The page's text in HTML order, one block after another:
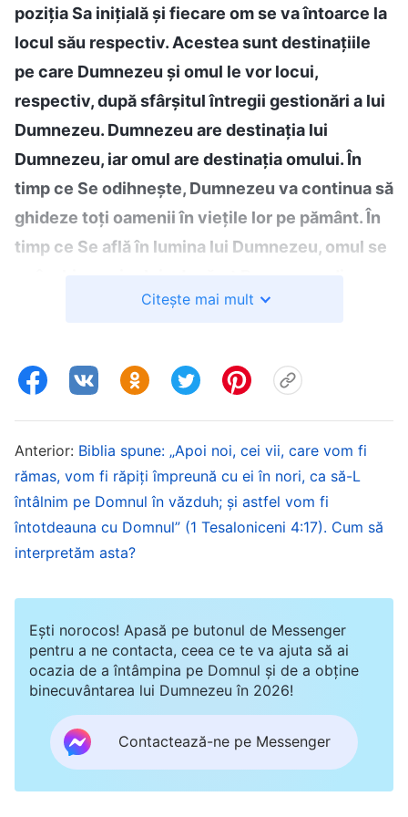
poziția Sa iniţială și fiecare om se va întoarce la
locul său respectiv. Acestea sunt destinațiile
pe care Dumnezeu și omul le vor locui,
respectiv, după sfârșitul întregii gestionări a lui
Dumnezeu. Dumnezeu are destinația lui
Dumnezeu, iar omul are destinația omului. În
timp ce Se odihnește, Dumnezeu va continua să
ghideze toţi oamenii în viețile lor pe pământ. În
timp ce Se află în lumina lui Dumnezeu, omul se
ceruri. […] Când omenirea va intra în odihnă,
creație; oamenii I se vor închina lui Dumnezeu
de pe pământ și vor avea vieți umane normale.
Oamenii nu vor mai fi neascultători față de
Dumnezeu sau nu I se vor mai împotrivi lui
Dumnezeu; ei se vor întoarce la viața inițială a
lui Adam și a Evei. Acestea sunt viețile și
destinațiile respective ale lui Dumnezeu și ale
omenirii după ce intră în odihnă. Înfrângerea
Satanei este o direcție inevitabilă în războiul
dintre Dumnezeu și Satana. În acest mod,
intrarea lui Dumnezeu în odihnă după finalizarea
lucrării Sale de gestionare și mântuirea
completă a omului și intrarea în odihnă vor
deveni, în același mod, direcții inevitabile. Locul
de odihnă al omului este pe pământ, iar locul de
Citește mai mult
Anterior: Biblia spune: „Apoi noi, cei vii, care vom fi
rămas, vom fi răpiţi împreună cu ei în nori, ca să-L
întâlnim pe Domnul în văzduh; şi astfel vom fi
întotdeauna cu Domnul” (1 Tesaloniceni 4:17). Cum să
interpretăm asta?
Ești norocos! Apasă pe butonul de Messenger
pentru a ne contacta, ceea ce te va ajuta să ai
ocazia de a întâmpina pe Domnul și de a obține
binecuvântarea lui Dumnezeu în 2026!
Contactează-ne pe Messenger